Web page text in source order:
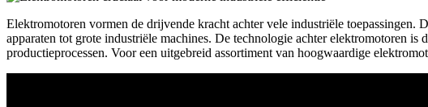
Elektromotoren vormen de drijvende kracht achter vele industriële toepassingen.
apparaten tot grote industriële machines. De technologie achter elektromotoren
productieprocessen. Voor een uitgebreid assortiment van hoogwaardige